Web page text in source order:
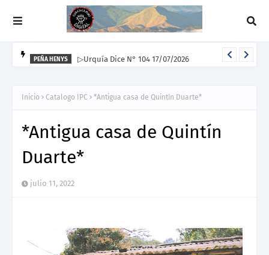
PEÑA HENYS ▷Urquía Dice N° 104 17/07/2026
Inicio Catalogo IPC *Antigua casa de Quintín Duarte*
*Antigua casa de Quintín
Duarte*
julio 11, 2022